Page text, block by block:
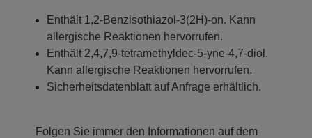
Enthält 1,2-Benzisothiazol-3(2H)-on. Kann
allergische Reaktionen hervorrufen.
Enthält 2,4,7,9-tetramethyldec-5-yne-4,7-diol.
Kann allergische Reaktionen hervorrufen.
Sicherheitsdatenblatt auf Anfrage erhältlich.
Folgen Sie immer den Informationen auf dem